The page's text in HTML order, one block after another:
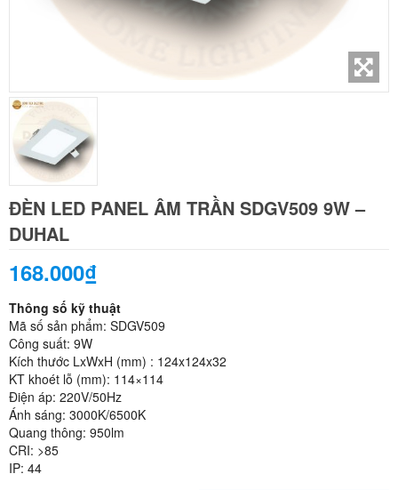
ĐÈN LED PANEL ÂM TRẦN SDGV509 9W –
DUHAL
168.000₫
Thông số kỹ thuật
Mã số sản phẩm: SDGV509
Công suất: 9W
Kích thước LxWxH (mm) : 124x124x32
KT khoét lỗ (mm): 114×114
Điện áp: 220V/50Hz
Ánh sáng: 3000K/6500K
Quang thông: 950lm
CRI: >85
IP: 44